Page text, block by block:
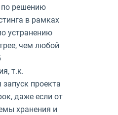
по решению
в рамках
устранению
чем любой
т.к.
запуск проекта
даже если от
хранения и